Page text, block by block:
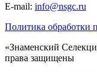
E-mail: info@nsgc.ru
Политика обработки
«Знаменский
права защищены